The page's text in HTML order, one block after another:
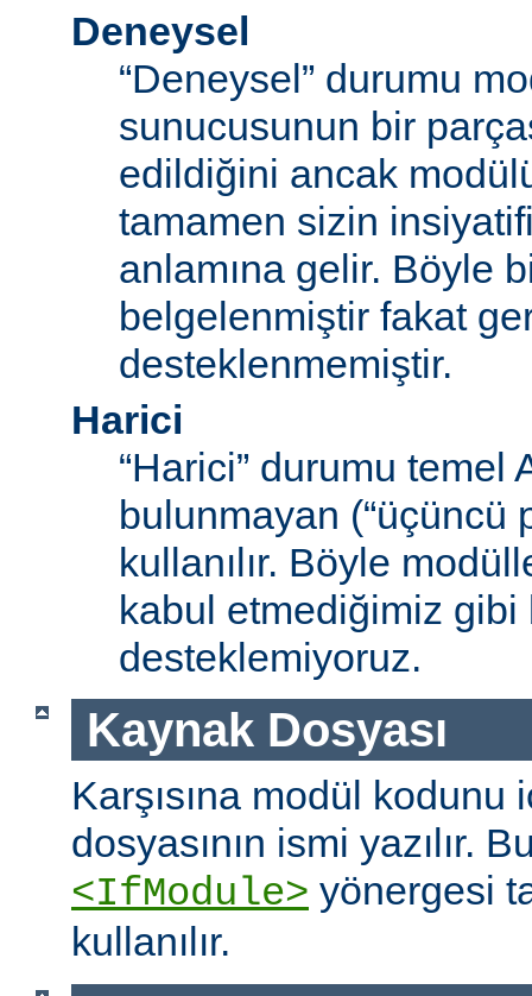
Deneysel
“Deneysel” durumu
sunucusunun bir
edildiğini ancak
tamamen sizin
anlamına gelir. Böyle
belgelenmiştir fakat
desteklenmemiştir.
Harici
“Harici” durumu temel
bulunmayan (“üçüncü
kullanılır. Böyle
kabul etmediğimiz gibi
desteklemiyoruz.
Kaynak Dosyası
Karşısına modül kodunu
dosyasının ismi yazılır.
<IfModule> yönergesi
kullanılır.